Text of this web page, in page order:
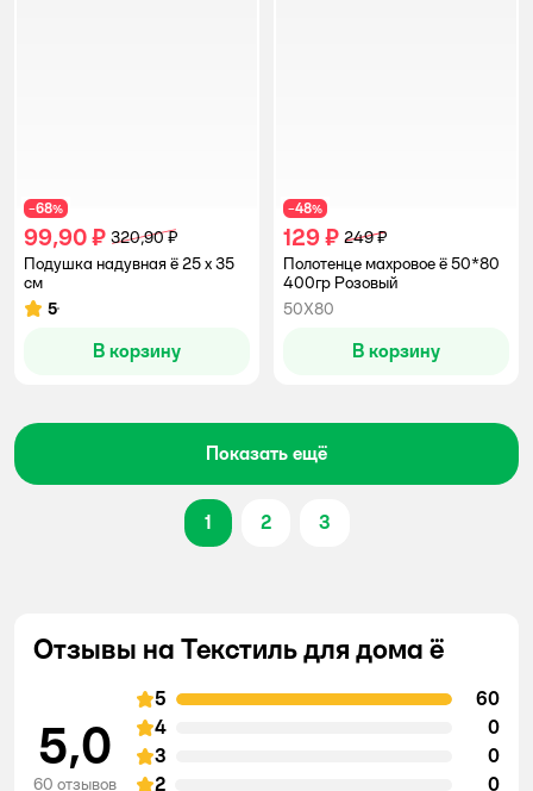
−68%
99,90 ₽ 320,90 ₽
Подушка надувная ё 25 x 35
см
Рейтинг:
5
В корзину
−48%
129 ₽ 249 ₽
Полотенце махровое ё 50*80
400гр Розовый
50Х80
В корзину
Показать ещё
1 2 3
Отзывы на Текстиль для дома ё
5,0
60 отзывов
5
60
4
0
3
0
2
0